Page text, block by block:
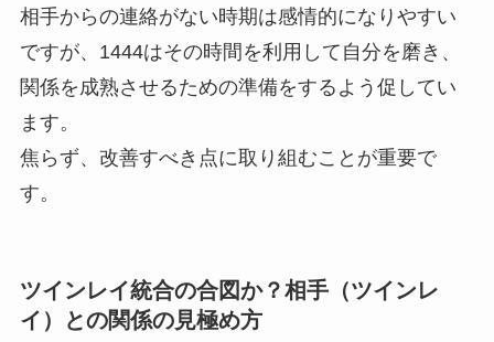
相手からの連絡がない時期は感情的になりやすい
ですが、1444はその時間を利用して自分を磨き、
関係を成熟させるための準備をするよう促してい
ます。
焦らず、改善すべき点に取り組むことが重要で
す。
ツインレイ統合の合図か？相手（ツインレ
イ）との関係の見極め方